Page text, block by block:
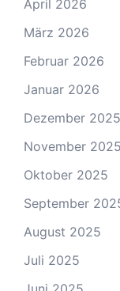
April 2026
März 2026
Februar 2026
Januar 2026
Dezember 2025
November 2025
Oktober 2025
September
August 2025
Juli 2025